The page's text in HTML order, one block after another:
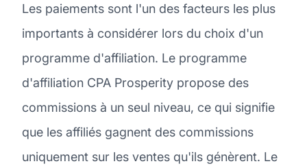
Les paiements sont l'un des facteurs les plus
importants à considérer lors du choix d'un
programme d'affiliation. Le programme
d'affiliation CPA Prosperity propose des
commissions à un seul niveau, ce qui signifie
que les affiliés gagnent des commissions
uniquement sur les ventes qu'ils génèrent. Le